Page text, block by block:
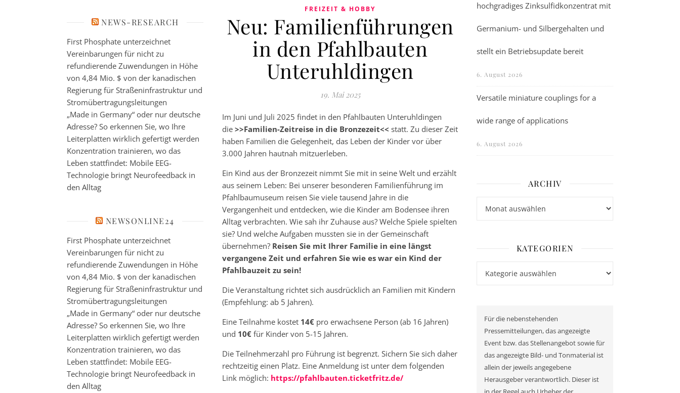
NEWS-RESEARCH
First Phosphate unterzeichnet
Vereinbarungen für nicht zu
refundierende Zuwendungen in Höhe
von 4,84 Mio. $ von der kanadischen
Regierung für Straßeninfrastruktur und
Stromübertragungsleitungen
„Made in Germany“ oder nur deutsche
Adresse? So erkennen Sie, wo Ihre
Leiterplatten wirklich gefertigt werden
Konzentration trainieren, wo das
Leben stattfindet: Mobile EEG-
Technologie bringt Neurofeedback in
den Alltag
NEWSONLINE24
First Phosphate unterzeichnet
Vereinbarungen für nicht zu
refundierende Zuwendungen in Höhe
von 4,84 Mio. $ von der kanadischen
Regierung für Straßeninfrastruktur und
Stromübertragungsleitungen
„Made in Germany“ oder nur deutsche
Adresse? So erkennen Sie, wo Ihre
Leiterplatten wirklich gefertigt werden
Konzentration trainieren, wo das
Leben stattfindet: Mobile EEG-
Technologie bringt Neurofeedback in
den Alltag
FREIZEIT & HOBBY
Neu: Familienführungen
in den Pfahlbauten
Unteruhldingen
19. Mai 2025
Im Juni und Juli 2025 findet in den Pfahlbauten Unteruhldingen
die >>Familien-Zeitreise in die Bronzezeit<< statt. Zu dieser Zeit
haben Familien die Gelegenheit, das Leben der Kinder vor über
3.000 Jahren hautnah mitzuerleben.
Ein Kind aus der Bronzezeit nimmt Sie mit in seine Welt und erzählt
aus seinem Leben: Bei unserer besonderen Familienführung im
Pfahlbaumuseum reisen Sie viele tausend Jahre in die
Vergangenheit und entdecken, wie die Kinder am Bodensee ihren
Alltag verbrachten. Wie sah ihr Zuhause aus? Welche Spiele spielten
sie? Und welche Aufgaben mussten sie in der Gemeinschaft
übernehmen? Reisen Sie mit Ihrer Familie in eine längst
vergangene Zeit und erfahren Sie wie es war ein Kind der
Pfahlbauzeit zu sein!
Die Veranstaltung richtet sich ausdrücklich an Familien mit Kindern
(Empfehlung: ab 5 Jahren).
Eine Teilnahme kostet 14€ pro erwachsene Person (ab 16 Jahren)
und 10€ für Kinder von 5-15 Jahren.
Die Teilnehmerzahl pro Führung ist begrenzt. Sichern Sie sich daher
rechtzeitig einen Platz. Eine Anmeldung ist unter dem folgenden
Link möglich: https://pfahlbauten.ticketfritz.de/
hochgradiges Zinksulfidkonzentrat mit
Germanium- und Silbergehalten und
stellt ein Betriebsupdate bereit
6. August 2026
Versatile miniature couplings for a
wide range of applications
6. August 2026
ARCHIV
KATEGORIEN
Für die nebenstehenden
Pressemitteilungen, das angezeigte
Event bzw. das Stellenangebot sowie für
das angezeigte Bild- und Tonmaterial ist
allein der jeweils angegebene
Herausgeber verantwortlich. Dieser ist